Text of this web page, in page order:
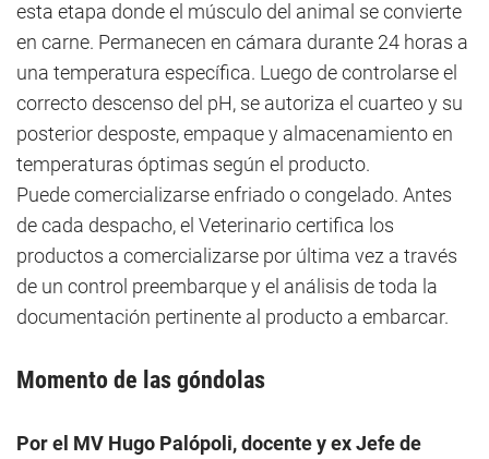
esta etapa donde el músculo del animal se convierte
en carne. Permanecen en cámara durante 24 horas a
una temperatura específica. Luego de controlarse el
correcto descenso del pH, se autoriza el cuarteo y su
posterior desposte, empaque y almacenamiento en
temperaturas óptimas según el producto.
Puede comercializarse enfriado o congelado. Antes
de cada despacho, el Veterinario certifica los
productos a comercializarse por última vez a través
de un control preembarque y el análisis de toda la
documentación pertinente al producto a embarcar.
Momento de las góndolas
Por el MV Hugo Palópoli, docente y ex Jefe de